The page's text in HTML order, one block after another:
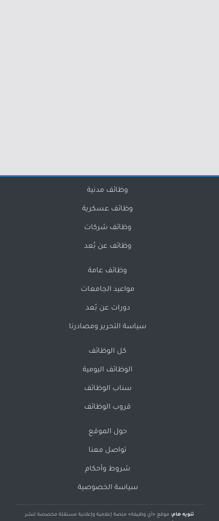
وظائف مدنية
وظائف عسكرية
وظائف شركات
وظائف عن بُعد
وظائف عامة
مواعيد الجامعات
دورات عن بُعد
سياسة التحرير ومصادرنا
كل الوظائف
الوظائف اليومية
سناب الوظائف
قروب الوظائف
حول الموقع
تواصل معنا
شروط وأحكام
سياسة الخصوصية
تنويه هام: موقع «أي وظيفة» منصة إعلامية وإعلانية مستقلة مخصصة لنشر